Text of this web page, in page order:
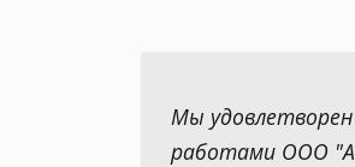
Мы
работами ООО